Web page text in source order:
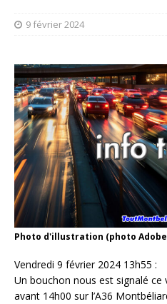
9 février 2024
Photo d'illustration (photo Adobe
Vendredi 9 février 2024 13h55 :
Un bouchon nous est signalé ce
avant 14h00 sur l’A36